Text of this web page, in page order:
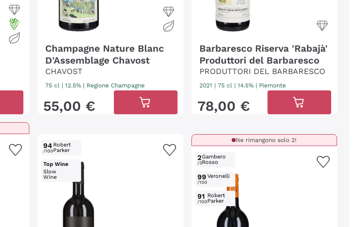
Champagne Nature Blanc
D'Assemblage Chavost
CHAVOST
75 cl | 12.5% | Regione Champagne
55,00 €
Barbaresco Riserva 'Rabajà'
Produttori del Barbaresco
PRODUTTORI DEL BARBARESCO
2021 | 75 cl | 14.5% | Piemonte
78,00 €
94
/100
Robert
Parker
Top Wine
Slow
Wine
Ne rimangono solo 2!
2
/3
Gambero
Rosso
99
/100
Veronelli
91
/100
Robert
Parker